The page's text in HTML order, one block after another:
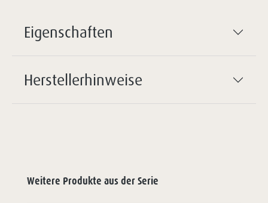
Eigenschaften
Herstellerhinweise
Weitere Produkte aus der Serie